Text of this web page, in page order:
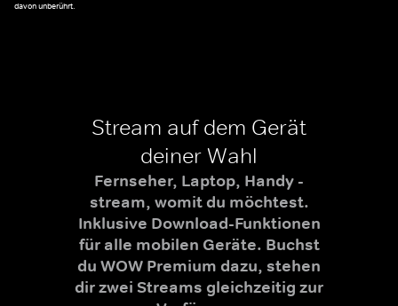
davon unberührt.
Stream auf dem Gerät
deiner Wahl
Fernseher, Laptop, Handy -
stream, womit du möchtest.
Inklusive Download-Funktionen
für alle mobilen Geräte. Buchst
du WOW Premium dazu, stehen
dir zwei Streams gleichzeitig zur